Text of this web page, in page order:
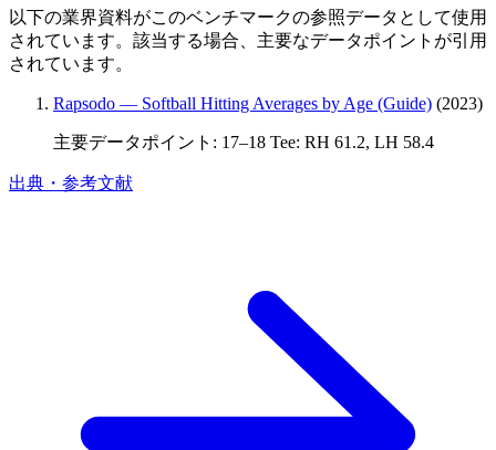
以下の業界資料がこのベンチマークの参照データとして使用
されています。該当する場合、主要なデータポイントが引用
されています。
Rapsodo — Softball Hitting Averages by Age (Guide) (2023)
主要データポイント: 17–18 Tee: RH 61.2, LH 58.4
出典・参考文献